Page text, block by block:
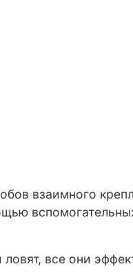
взаимного
все они